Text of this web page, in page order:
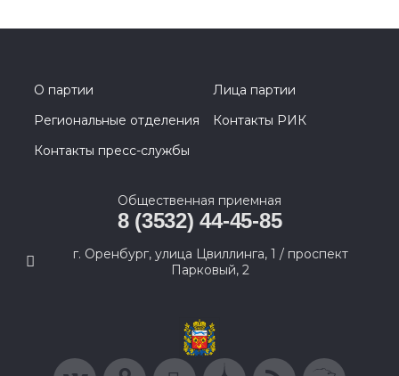
О партии
Лица партии
Региональные отделения
Контакты РИК
Контакты пресс-службы
Общественная приемная
8 (3532) 44-45-85
г. Оренбург, улица Цвиллинга, 1 / проспект
Парковый, 2